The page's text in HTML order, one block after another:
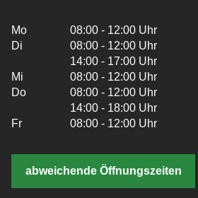
Mo
08:00 - 12:00 Uhr
Di
08:00 - 12:00 Uhr
14:00 - 17:00 Uhr
Mi
08:00 - 12:00 Uhr
Do
08:00 - 12:00 Uhr
14:00 - 18:00 Uhr
Fr
08:00 - 12:00 Uhr
abweichende Öffnungszeiten